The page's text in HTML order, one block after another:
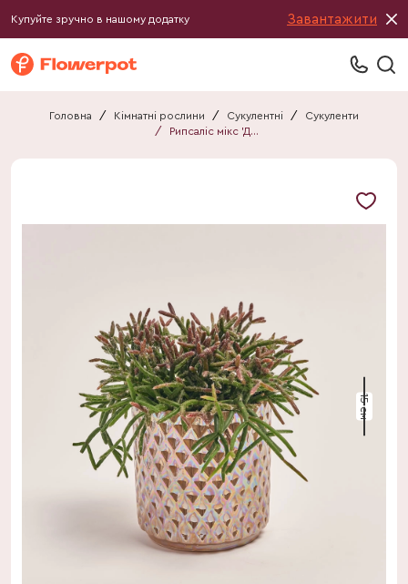
Купуйте зручно в нашому додатку Завантажити
Головна / Кімнатні рослини / Сукулентні /
Сукуленти
/
Рипсаліс мікс 'Даймонд"
15 см